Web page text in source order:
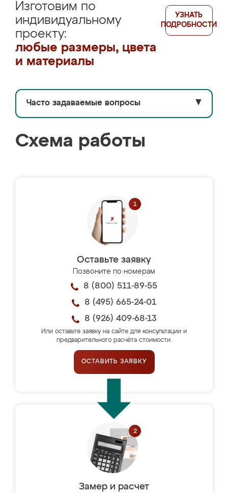
Изготовим по
индивидуальному
проекту:
любые размеры, цвета
и материалы
УЗНАТЬ
ПОДРОБНОСТИ
Часто задаваемые вопросы ▼
Схема работы
Оставьте заявку
Позвоните по номерам
8 (800) 511-89-55
8 (495) 665-24-01
8 (926) 409-68-13
Или оставьте заявку на сайте для консультации и
предварительного расчёта стоимости.
ОСТАВИТЬ ЗАЯВКУ
Замер и расчет